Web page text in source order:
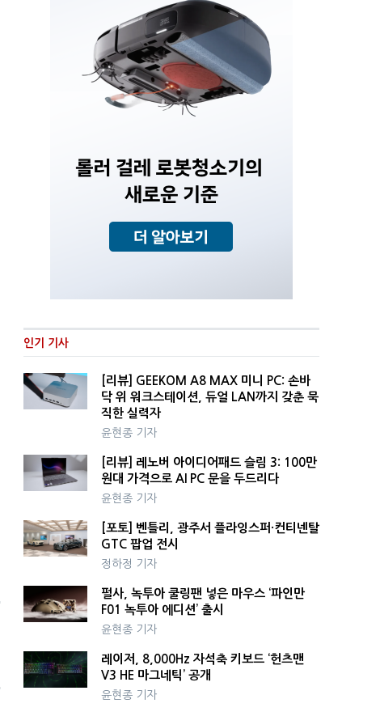
인기 기사
[리뷰] GEEKOM A8 MAX 미니 PC: 손바
닥 위 워크스테이션, 듀얼 LAN까지 갖춘 묵
직한 실력자
윤현종 기자
[리뷰] 레노버 아이디어패드 슬림 3: 100만
원대 가격으로 AI PC 문을 두드리다
윤현종 기자
[포토] 벤틀리, 광주서 플라잉스퍼·컨티넨탈
GTC 팝업 전시
정하정 기자
펄사, 녹투아 쿨링팬 넣은 마우스 ‘파인만
F01 녹투아 에디션’ 출시
윤현종 기자
레이저, 8,000Hz 자석축 키보드 ‘헌츠맨
V3 HE 마그네틱’ 공개
윤현종 기자